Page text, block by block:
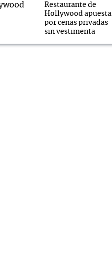
Restaurante de
Hollywood apuesta
por cenas privadas
sin vestimenta